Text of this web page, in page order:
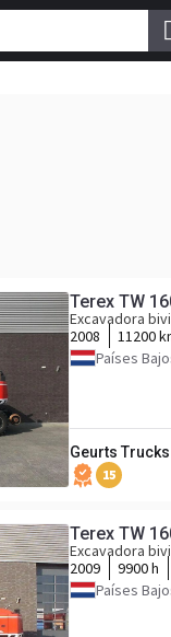
Terex TW
Excavadora
2008
11200
Países
Geurts Trucks
15
Terex TW
Excavadora
2009
9900 h
Países